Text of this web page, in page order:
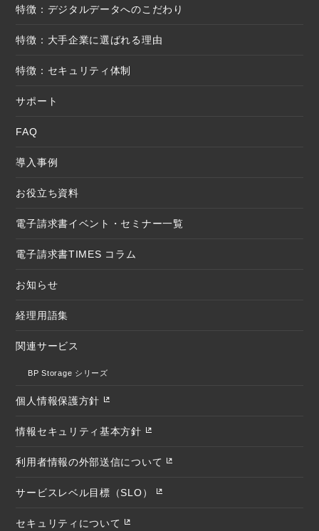
特徴：デジタルデータへのこだわり
特徴：大手企業に選ばれる理由
特徴：セキュリティ体制
サポート
FAQ
導入事例
お役立ち資料
電子請求書イベント・セミナー一覧
電子請求書TIMES コラム
お知らせ
経理用語集
関連サービス
BP Storage シリーズ
個人情報保護方針
情報セキュリティ基本方針
利用者情報の外部送信について
サービスレベル目標（SLO）
セキュリティについて